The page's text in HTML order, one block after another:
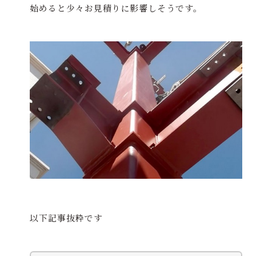
始めると少々お見積りに影響しそうです。
以下記事抜粋です